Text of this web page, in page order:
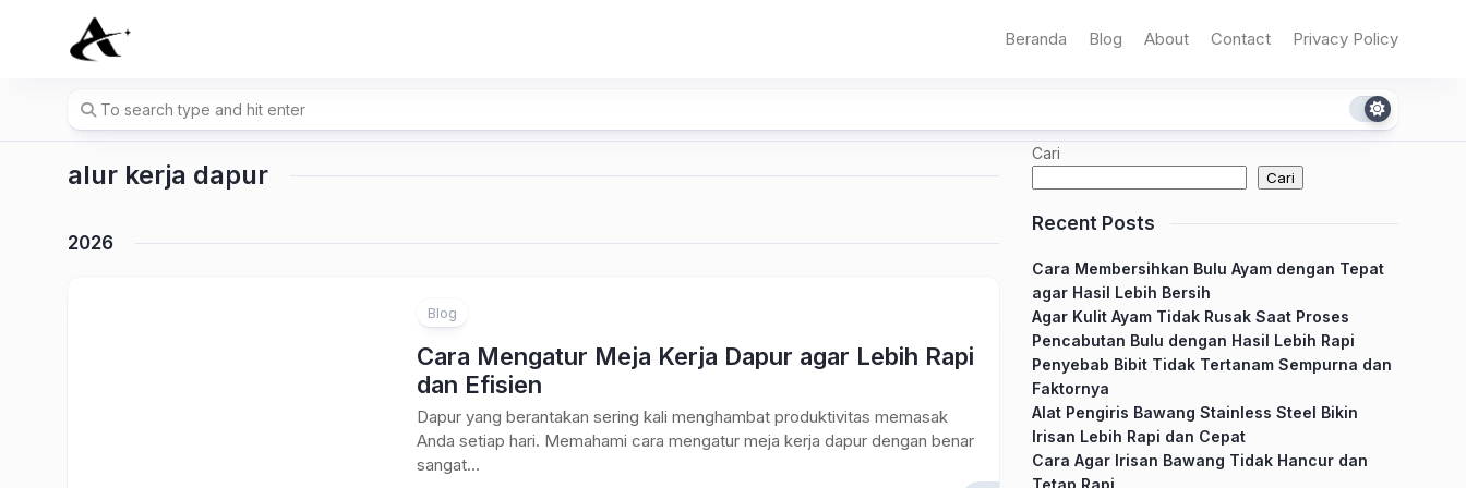
Beranda Blog About Contact Privacy Policy
alur kerja dapur
2026
Blog
Cara Mengatur Meja Kerja Dapur agar Lebih Rapi
dan Efisien
Dapur yang berantakan sering kali menghambat produktivitas memasak
Anda setiap hari. Memahami cara mengatur meja kerja dapur dengan benar
sangat...
Cari
Cari
Recent Posts
Cara Membersihkan Bulu Ayam dengan Tepat
agar Hasil Lebih Bersih
Agar Kulit Ayam Tidak Rusak Saat Proses
Pencabutan Bulu dengan Hasil Lebih Rapi
Penyebab Bibit Tidak Tertanam Sempurna dan
Faktornya
Alat Pengiris Bawang Stainless Steel Bikin
Irisan Lebih Rapi dan Cepat
Cara Agar Irisan Bawang Tidak Hancur dan
Tetap Rapi